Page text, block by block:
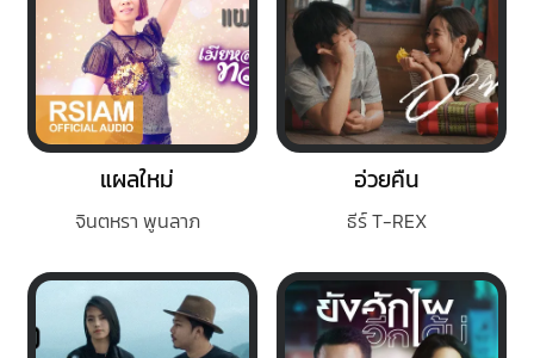
แผลใหม่
จินตหรา พูนลาภ
อ่วยคืน
ธีร์ T-REX